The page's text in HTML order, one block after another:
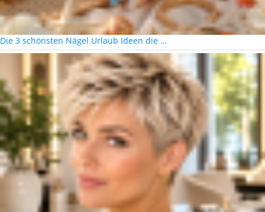
Die 3 schönsten Nägel Urlaub Ideen die …